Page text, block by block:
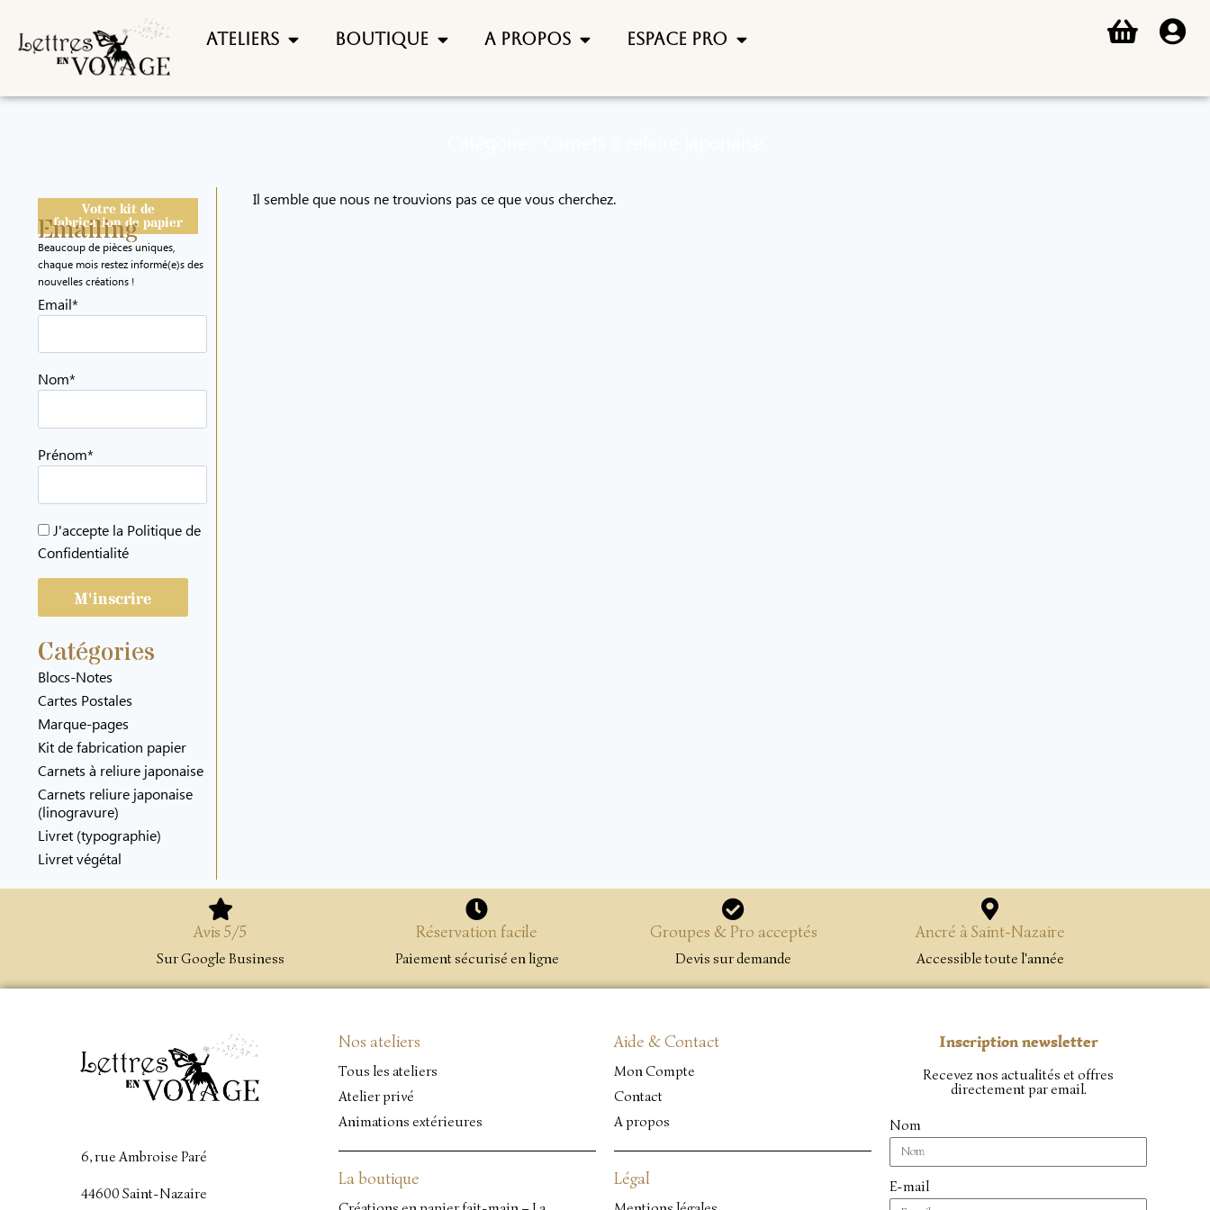
Ateliers Boutique A propos Espace pro
Votre kit de
fabrication de papier
Emailing
Beaucoup de pièces uniques,
chaque mois restez informé(e)s des
nouvelles créations !
Email*
Nom*
Prénom*
J'accepte la Politique de
Confidentialité
Catégories
Blocs-Notes
Cartes Postales
Marque-pages
Kit de fabrication papier
Carnets à reliure japonaise
Carnets reliure japonaise
(linogravure)
Livret (typographie)
Livret végétal
Il semble que nous ne trouvions pas ce que vous cherchez.
Avis 5/5
Sur Google Business
Réservation facile
Paiement sécurisé en ligne
Groupes & Pro acceptés
Devis sur demande
Ancré à Saint-Nazaire
Accessible toute l'année
6, rue Ambroise Paré
44600 Saint-Nazaire
Nos ateliers
Tous les ateliers
Atelier privé
Animations extérieures
La boutique
Aide & Contact
Mon Compte
Contact
A propos
Légal
Inscription newsletter
Recevez nos actualités et offres
directement par email.
Nom
E-mail